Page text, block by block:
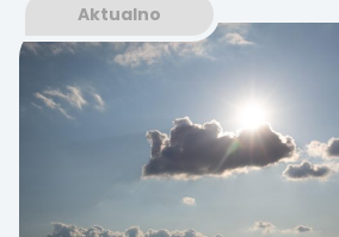
Aktualno